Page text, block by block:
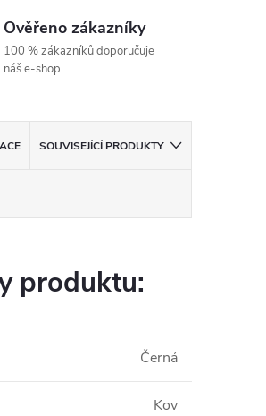
Ověřeno zákazníky
100 % zákazníků doporučuje
náš e-shop.
SOUVISEJÍCÍ PRODUKTY
produktu:
Černá
Kov